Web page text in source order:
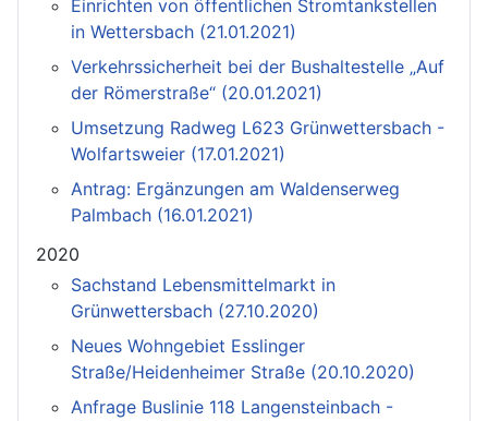
Einrichten von öffentlichen Stromtankstellen
in Wettersbach (21.01.2021)
Verkehrssicherheit bei der Bushaltestelle „Auf
der Römerstraße“ (20.01.2021)
Umsetzung Radweg L623 Grünwettersbach -
Wolfartsweier (17.01.2021)
Antrag: Ergänzungen am Waldenserweg
Palmbach (16.01.2021)
2020
Sachstand Lebensmittelmarkt in
Grünwettersbach (27.10.2020)
Neues Wohngebiet Esslinger
Straße/Heidenheimer Straße (20.10.2020)
Anfrage Buslinie 118 Langensteinbach -